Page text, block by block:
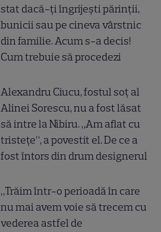
stat dacă-ți îngrijești părinții,
bunicii sau pe cineva vârstnic
din familie. Acum s-a decis!
Cum trebuie să procedezi
Alexandru Ciucu, fostul soț al
Alinei Sorescu, nu a fost lăsat
să intre la Nibiru. „Am aflat cu
tristețe”, a povestit el. De ce a
fost întors din drum designerul
„Trăim într-o perioadă în care
nu mai avem voie să trecem cu
vederea astfel de